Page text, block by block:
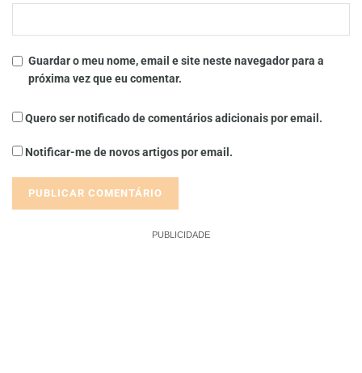
Guardar o meu nome, email e site neste navegador para a
próxima vez que eu comentar.
Quero ser notificado de comentários adicionais por email.
Notificar-me de novos artigos por email.
PUBLICIDADE